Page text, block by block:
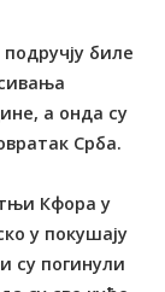
биле
а онда су
Срба.
Кфора у
у покушају
су погинули